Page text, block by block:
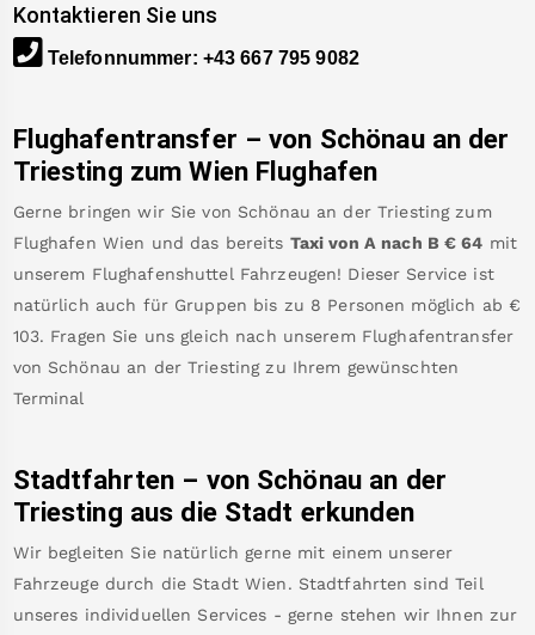
Kontaktieren Sie uns
Telefonnummer: +43 667 795 9082
Flughafentransfer – von Schönau an der
Triesting zum Wien Flughafen
Gerne bringen wir Sie von Schönau an der Triesting zum
Flughafen Wien und das bereits Taxi von A nach B €64 mit
unserem Flughafenshuttel Fahrzeugen! Dieser Service ist
natürlich auch für Gruppen bis zu 8 Personen möglich ab €
103. Fragen Sie uns gleich nach unserem Flughafentransfer
von Schönau an der Triesting zu Ihrem gewünschten
Terminal
Stadtfahrten – von Schönau an der
Triesting aus die Stadt erkunden
Wir begleiten Sie natürlich gerne mit einem unserer
Fahrzeuge durch die Stadt Wien. Stadtfahrten sind Teil
unseres individuellen Services - gerne stehen wir Ihnen zur